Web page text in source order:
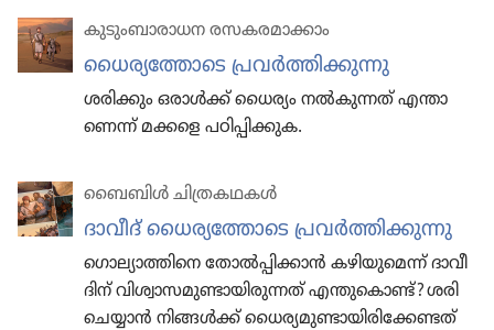
കുടും​ബാ​രാ​ധന രസകര​മാ​ക്കാം
ധൈര്യ​ത്തോ​ടെ പ്രവർത്തി​ക്കു​ന്നു
ശരിക്കും ഒരാൾക്ക്‌ ധൈര്യം നൽകു​ന്നത്‌ എന്താ​
ണെന്ന്‌ മക്കളെ പഠിപ്പി​ക്കു​ക.
ബൈബിൾ ചിത്ര​ക​ഥ​കൾ
ദാവീദ്‌ ധൈര്യ​ത്തോ​ടെ പ്രവർത്തി​ക്കു​ന്നു
ഗൊല്യാത്തി​നെ തോൽപ്പി​ക്കാൻ കഴിയു​മെന്ന്‌ ദാവീ​
ദിന്‌ വിശ്വാ​സ​മു​ണ്ടാ​യി​രു​ന്നത്‌ എന്തു​കൊണ്ട്‌? ശരി
ചെയ്യാൻ നിങ്ങൾക്ക്‌ ധൈര്യ​മു​ണ്ടാ​യി​രി​ക്കേ​ണ്ടത്‌